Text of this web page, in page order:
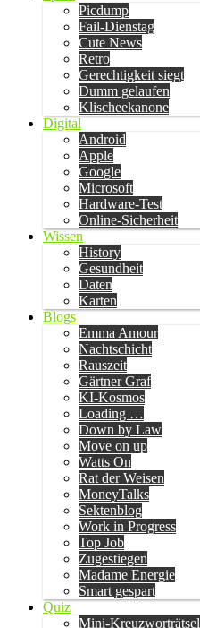
Picdump
Fail-Dienstag
Cute News
Retro
Gerechtigkeit siegt
Dumm gelaufen
Klischeekanone
Digital
Android
Apple
Google
Microsoft
Hardware-Test
Online-Sicherheit
Wissen
History
Gesundheit
Daten
Karten
Blogs
Emma Amour
Nachtschicht
Rauszeit
Gärtner Graf
KI-Kosmos
Loading …
Down by Law
Move on up
Watts On
Rat der Weisen
MoneyTalks
Sektenblog
Work in Progress
Top Job
Zugestiegen
Madame Energie
Smart gespart
Quiz
Mini-Kreuzworträtsel